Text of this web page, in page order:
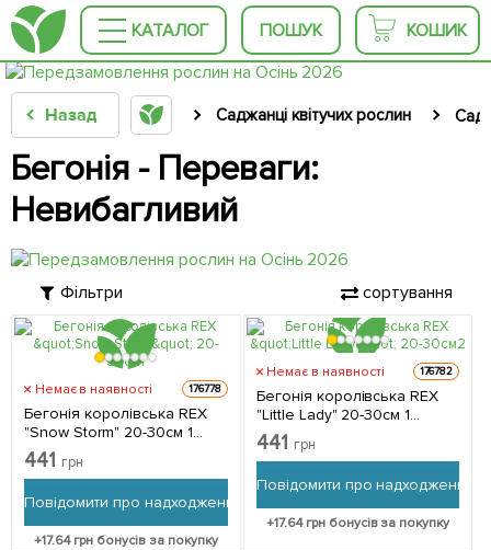
КАТАЛОГ ПОШУК КОШИК
Назад Саджанці квітучих рослин
Бегонія - Переваги:
Невибагливий
Фільтри сортування
Немає в наявності 176778
Бегонія королівська REX
"Snow Storm" 20-30см 1
саджанець в упаковці
(кімнатний) Нідерланди
441 грн
Повідомити про надходження
+17.64грн бонусів за покупку
Немає в наявності 176782
Бегонія королівська REX
"Little Lady" 20-30см 1
саджанець в упаковці
(кімнатний) Нідерланди
441 грн
Повідомити про надходження
+17.64грн бонусів за покупку